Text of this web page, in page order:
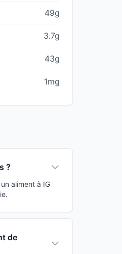
49g
3.7g
43g
1mg
?
aliment à IG
de